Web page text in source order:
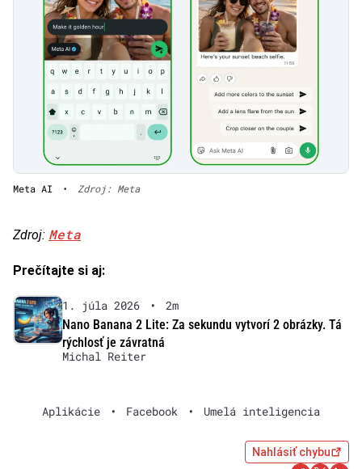
Meta AI • Zdroj: Meta
Zdroj: Meta
Prečítajte si aj:
1. júla 2026 •
2m
Nano Banana 2 Lite: Za sekundu vytvorí 2 obrázky. Tá
rýchlosť je závratná
Michal Reiter
Aplikácie • Facebook • Umelá inteligencia
Nahlásiť chybu